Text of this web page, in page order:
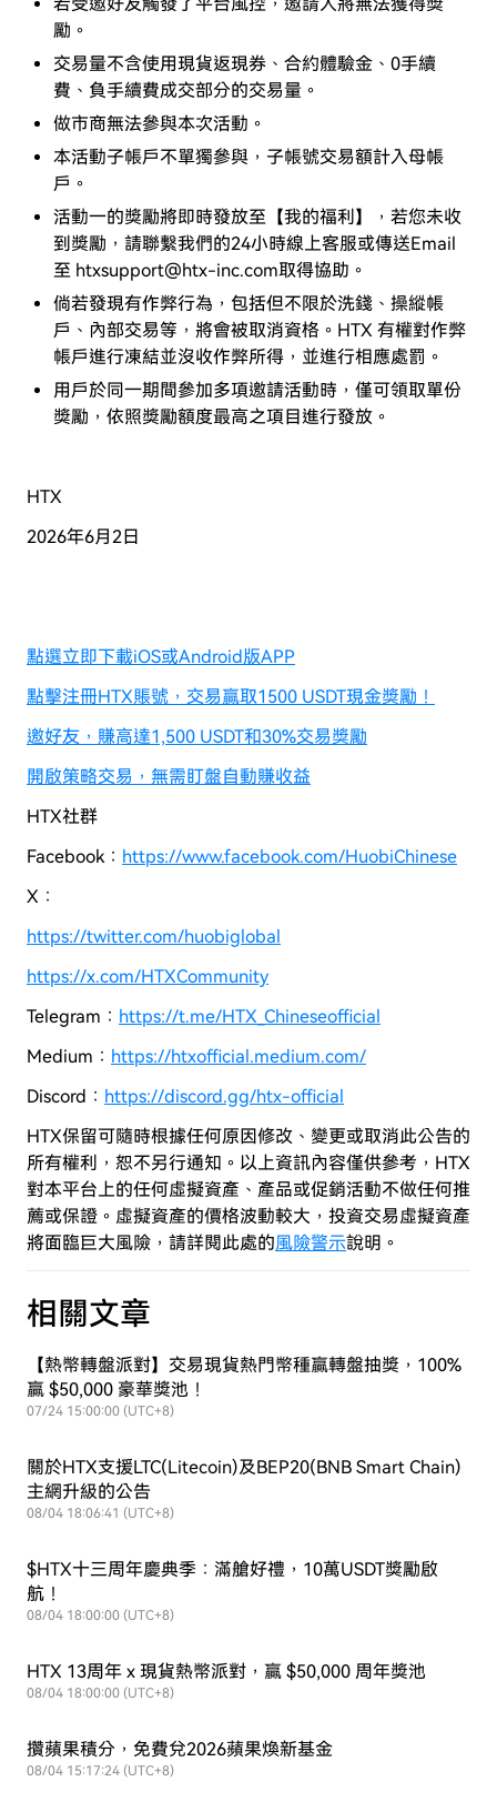
勵。
交易量不含使用現貨返現券、合約體驗金、0手續
費、負手續費成交部分的交易量。
做市商無法參與本次活動。
本活動子帳戶不單獨參與，子帳號交易額計入母帳
戶。
活動一的獎勵將即時發放至【我的福利】，若您未收
到獎勵，請聯繫我們的24小時線上客服或傳送Email
至 htxsupport@htx-inc.com取得協助。
倘若發現有作弊行為，包括但不限於洗錢、操縱帳
戶、內部交易等，將會被取消資格。HTX 有權對作弊
帳戶進行凍結並沒收作弊所得，並進行相應處罰。
用戶於同一期間參加多項邀請活動時，僅可領取單份
獎勵，依照獎勵額度最高之項目進行發放。
HTX
2026年6月2日
點選立即下載iOS或Android版APP
點擊注冊HTX賬號，交易贏取1500 USDT現金獎勵！
邀好友，賺高達1,500 USDT和30%交易獎勵
開啟策略交易，無需盯盤自動賺收益
HTX社群
Facebook： https://www.facebook.com/HuobiChinese
X：
https://twitter.com/huobiglobal
https://x.com/HTXCommunity
Telegram： https://t.me/HTX_Chineseofficial
Medium： https://htxofficial.medium.com/
Discord： https://discord.gg/htx-official
HTX保留可隨時根據任何原因修改、變更或取消此公告的
所有權利，恕不另行通知。以上資訊內容僅供參考，HTX
對本平台上的任何虛擬資產、產品或促銷活動不做任何推
薦或保證。虛擬資產的價格波動較大，投資交易虛擬資產
將面臨巨大風險， 請詳閱此處的風險警示說明。
相關文章
【熱幣轉盤派對】交易現貨熱門幣種贏轉盤抽獎，100%
贏 $50,000 豪華獎池！
07/24 15:00:00 (UTC+8)
關於HTX支援LTC(Litecoin)及BEP20(BNB Smart Chain)
主網升級的公告
08/04 18:06:41 (UTC+8)
$HTX十三周年慶典季：滿艙好禮，10萬USDT獎勵啟
航！
08/04 18:00:00 (UTC+8)
HTX 13周年 x 現貨熱幣派對，贏 $50,000 周年獎池
08/04 18:00:00 (UTC+8)
攢蘋果積分，免費兌2026蘋果煥新基金
08/04 15:17:24 (UTC+8)